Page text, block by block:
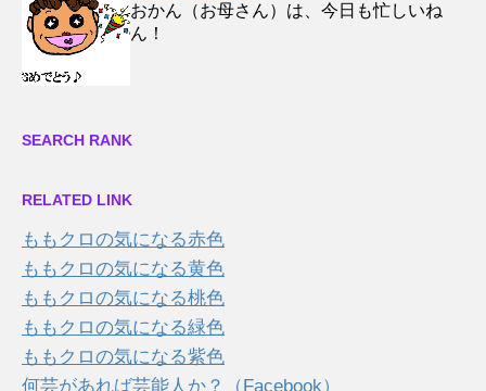
おかん（お母さん）は、今日も忙しいね
ん！
SEARCH RANK
RELATED LINK
ももクロの気になる赤色
ももクロの気になる黄色
ももクロの気になる桃色
ももクロの気になる緑色
ももクロの気になる紫色
何芸があれば芸能人か？（Facebook）